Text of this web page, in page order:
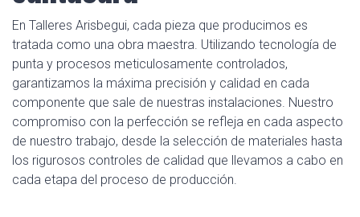
En Talleres Arisbegui, cada pieza que producimos es
tratada como una obra maestra. Utilizando tecnología de
punta y procesos meticulosamente controlados,
garantizamos la máxima precisión y calidad en cada
componente que sale de nuestras instalaciones. Nuestro
compromiso con la perfección se refleja en cada aspecto
de nuestro trabajo, desde la selección de materiales hasta
los rigurosos controles de calidad que llevamos a cabo en
cada etapa del proceso de producción.